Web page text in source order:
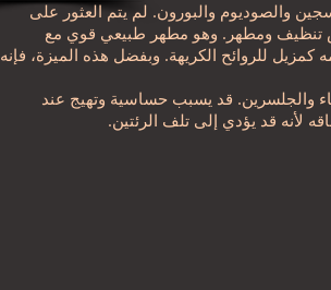
والصوديوم والبورون. لم يتم العثور على
تنظيف ومطهر. وهو مطهر طبيعي قوي مع
للروائح الكريهة. وبفضل هذه الميزة، فإنه
والجلسرين. قد يسبب حساسية وتهيج عند
لأنه قد يؤدي إلى تلف الرئتين.